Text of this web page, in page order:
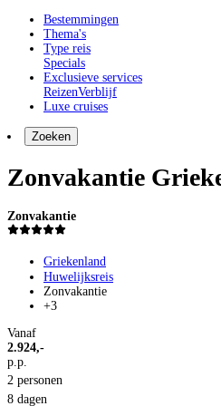
Bestemmingen
Thema's
Type reis
Specials
Exclusieve services
ReizenVerblijf
Luxe cruises
Zoeken
Zonvakantie
Zonvakantie
Griekenland
Huwelijksreis
Zonvakantie
+3
Vanaf
2.924,-
p.p.
2 personen
8 dagen